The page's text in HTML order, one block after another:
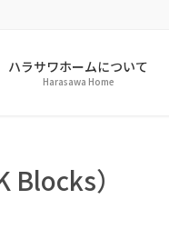
ハラサワホームについて
Harasawa Home
）